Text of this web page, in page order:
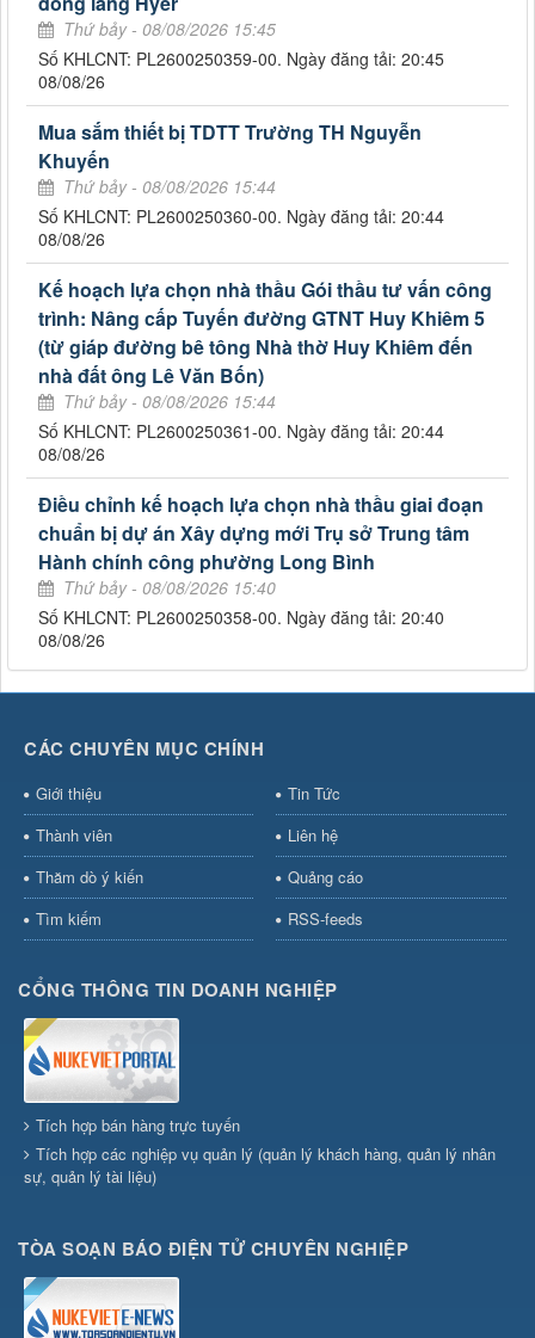
Thứ bảy - 08/08/2026 15:45
Số KHLCNT: PL2600250359-00. Ngày đăng tải: 20:45
08/08/26
Mua sắm thiết bị TDTT Trường TH Nguyễn
Khuyến
Thứ bảy - 08/08/2026 15:44
Số KHLCNT: PL2600250360-00. Ngày đăng tải: 20:44
08/08/26
Kế hoạch lựa chọn nhà thầu Gói thầu tư vấn công
trình: Nâng cấp Tuyến đường GTNT Huy Khiêm 5
(từ giáp đường bê tông Nhà thờ Huy Khiêm đến
nhà đất ông Lê Văn Bốn)
Thứ bảy - 08/08/2026 15:44
Số KHLCNT: PL2600250361-00. Ngày đăng tải: 20:44
08/08/26
Điều chỉnh kế hoạch lựa chọn nhà thầu giai đoạn
chuẩn bị dự án Xây dựng mới Trụ sở Trung tâm
Hành chính công phường Long Bình
Thứ bảy - 08/08/2026 15:40
Số KHLCNT: PL2600250358-00. Ngày đăng tải: 20:40
08/08/26
CÁC CHUYÊN MỤC CHÍNH
Giới thiệu
Tin Tức
Thành viên
Liên hệ
Thăm dò ý kiến
Quảng cáo
Tìm kiếm
RSS-feeds
CỔNG THÔNG TIN DOANH NGHIỆP
Tích hợp bán hàng trực tuyến
Tích hợp các nghiệp vụ quản lý (quản lý khách hàng, quản lý nhân
sự, quản lý tài liệu)
TÒA SOẠN BÁO ĐIỆN TỬ CHUYÊN NGHIỆP